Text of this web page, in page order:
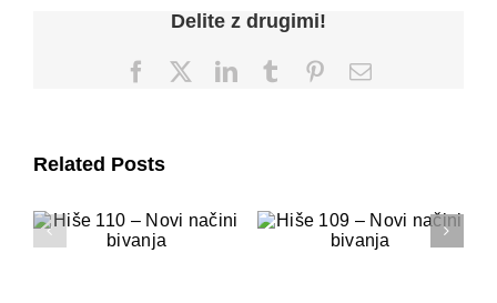
Delite z drugimi!
FacebookLinkedInTumblrPinterest
Email
Related Posts
Hiše 110 – Novi
načini bivanja
Hiše 109 – Novi
načini bivanja